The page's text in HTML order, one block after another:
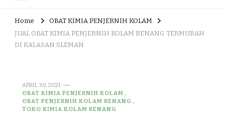
Home
OBAT KIMIA PENJERNIH KOLAM
JUAL OBAT KIMIA PENJERNIH KOLAM RENANG TERMURAH
DI KALASAN SLEMAN
APRIL 30, 2021
OBAT KIMIA PENJERNIH KOLAM
OBAT PENJERNIH KOLAM RENANG
TOKO KIMIA KOLAM RENANG